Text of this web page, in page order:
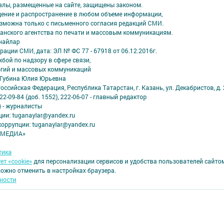
размещенные на сайте, защищены законом.
и распространение в любом объеме информации,
только с письменного согласия редакций СМИ.
агентства по печати и массовым коммуникациям.
СМИ, дата: ЭЛ № ФС 77 - 67918 от 06.12.2016г.
по надзору в сфере связи,
и массовых коммуникаций
Юлия Юрьевна
Федерация, Республика Татарстан, г. Казань, ул. Декабристов, д.
09-84 (доб. 1552), 222-06-07 - главный редактор
- журналисты
tuganaylar@yandex.ru
tuganaylar@yandex.ru
«cookie» для персонализации сервисов и удобства пользователей
отменить в настройках браузера.